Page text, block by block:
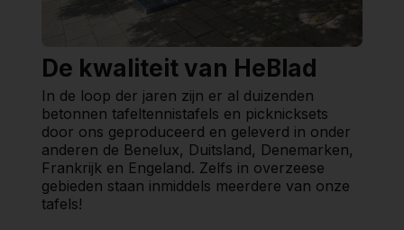
De kwaliteit van HeBlad
In de loop der jaren zijn er al duizenden
betonnen tafeltennistafels en picknicksets
door ons geproduceerd en geleverd in onder
anderen de Benelux, Duitsland, Denemarken,
Frankrijk en Engeland. Zelfs in overzeese
gebieden staan inmiddels meerdere van onze
tafels!